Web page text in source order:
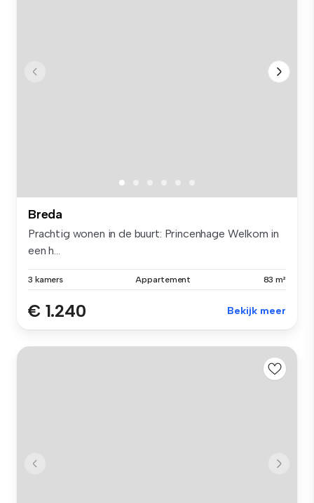
Breda
Prachtig wonen in de buurt: Princenhage Welkom in
een h...
3 kamers Appartement 83 m²
€ 1.240 Bekijk meer